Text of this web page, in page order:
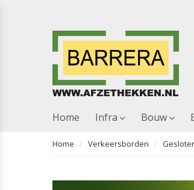
Home Infra Bouw
Home Verkeersborden